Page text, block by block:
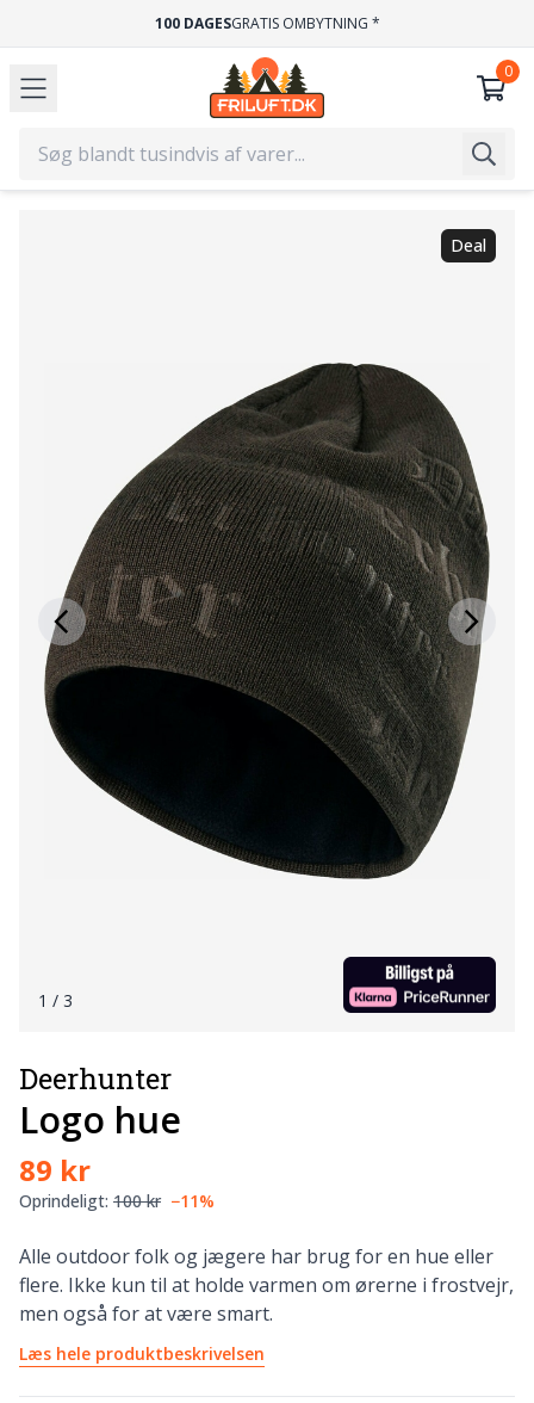
100 DAGESGRATIS OMBYTNING *
Deal
1 / 3
Deerhunter
Logo hue
89 kr
Oprindeligt: 100 kr −11%
Alle outdoor folk og jægere har brug for en hue eller
flere. Ikke kun til at holde varmen om ørerne i frostvejr,
men også for at være smart.
Læs hele produktbeskrivelsen